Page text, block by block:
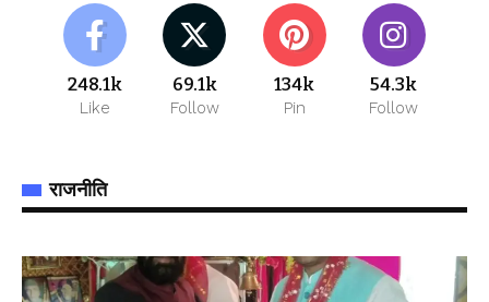
248.1k
Like
69.1k
Follow
134k
Pin
54.3k
Follow
राजनीति